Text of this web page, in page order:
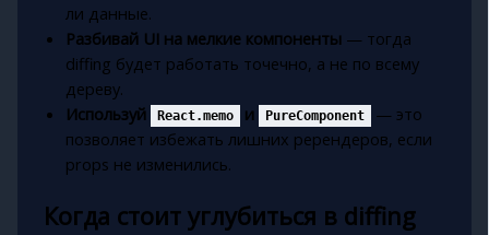
ли данные.
Разбивай UI на мелкие компоненты— тогда
diffing будет работать точечно, а не по всему
дереву.
Используй
React.memo и PureComponent
— это
позволяет избежать лишних ререндеров, если
props не изменились.
Когда стоит углубиться в diffing